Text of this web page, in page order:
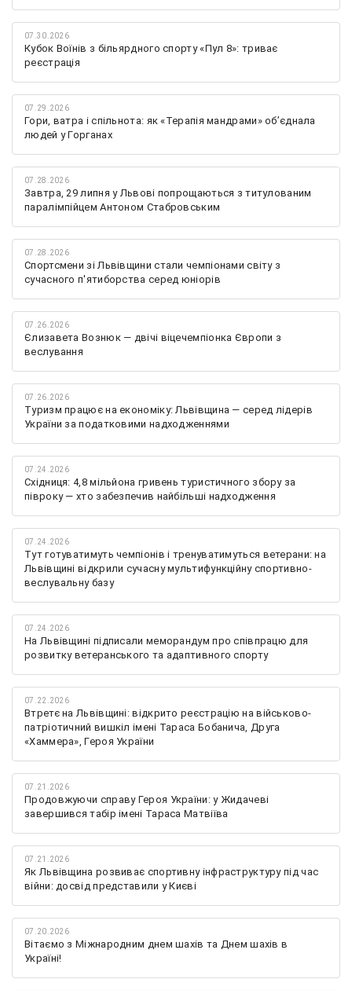
07.30.2026
Кубок Воїнів з більярдного спорту «Пул 8»: триває
реєстрація
07.29.2026
Гори, ватра і спільнота: як «Терапія мандрами» об’єднала
людей у Горганах
07.28.2026
Завтра, 29 липня у Львові попрощаються з титулованим
паралімпійцем Антоном Стабровським
07.28.2026
Спортсмени зі Львівщини стали чемпіонами світу з
сучасного п'ятиборства серед юніорів
07.26.2026
Єлизавета Вознюк — двічі віцечемпіонка Європи з
веслування
07.26.2026
Туризм працює на економіку: Львівщина — серед лідерів
України за податковими надходженнями
07.24.2026
Східниця: 4,8 мільйона гривень туристичного збору за
півроку — хто забезпечив найбільші надходження
07.24.2026
Тут готуватимуть чемпіонів і тренуватимуться ветерани: на
Львівщині відкрили сучасну мультифункційну спортивно-
веслувальну базу
07.24.2026
На Львівщині підписали меморандум про співпрацю для
розвитку ветеранського та адаптивного спорту
07.22.2026
Втретє на Львівщині: відкрито реєстрацію на військово-
патріотичний вишкіл імені Тараса Бобанича, Друга
«Хаммера», Героя України
07.21.2026
Продовжуючи справу Героя України: у Жидачеві
завершився табір імені Тараса Матвіїва
07.21.2026
Як Львівщина розвиває спортивну інфраструктуру під час
війни: досвід представили у Києві
07.20.2026
Вітаємо з Міжнародним днем шахів та Днем шахів в
Україні!